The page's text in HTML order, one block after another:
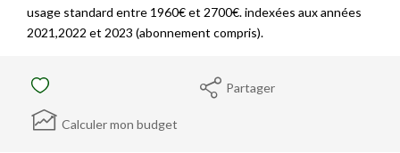
usage standard entre 1960€ et 2700€. indexées aux années
2021,2022 et 2023 (abonnement compris).
Partager
Calculer mon budget